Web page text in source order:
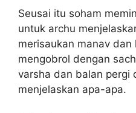
Seusai itu soham
untuk archu
merisaukan manav
mengobrol dengan
varsha dan balan pergi
menjelaskan apa-apa.